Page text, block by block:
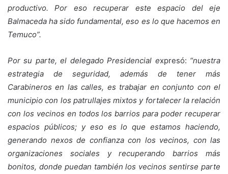
productivo. Por eso recuperar este espacio del eje
Balmaceda ha sido fundamental, eso es lo que hacemos en
Temuco”.
Por su parte, el delegado Presidencial expresó: “nuestra
estrategia de seguridad, además de tener más
Carabineros en las calles, es trabajar en conjunto con el
municipio con los patrullajes mixtos y fortalecer la relación
con los vecinos en todos los barrios para poder recuperar
espacios públicos; y eso es lo que estamos haciendo,
generando nexos de confianza con los vecinos, con las
organizaciones sociales y recuperando barrios más
bonitos, donde puedan también los vecinos sentirse parte